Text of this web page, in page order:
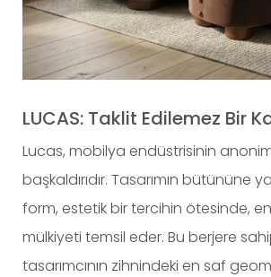
LUCAS: Taklit Edilemez Bir
Lucas, mobilya endüstrisinin
başkaldırıdır. Tasarımın bütününe
form, estetik bir tercihin ötesinde,
mülkiyeti temsil eder. Bu berjere
tasarımcının zihnindeki en saf